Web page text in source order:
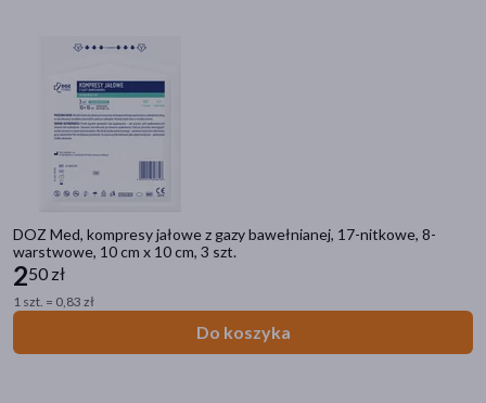
DOZ Med, kompresy jałowe z gazy bawełnianej, 17-nitkowe, 8-
warstwowe, 10 cm x 10 cm, 3 szt.
250 zł
1 szt. = 0,83 zł
Do koszyka
XXL(0)
XXXL(0)
(0)
S - mały(1)
Zalecenia żywieniowe